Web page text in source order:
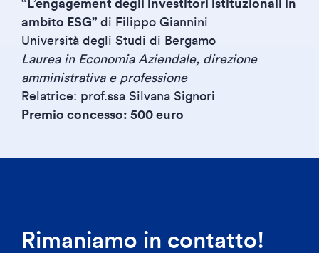
“L’engagement degli investitori istituzionali in
ambito ESG” di Filippo Giannini
Università degli Studi di Bergamo
Laurea in Economia Aziendale, direzione
amministrativa e professione
Relatrice: prof.ssa Silvana Signori
Premio concesso: 500 euro
Rimaniamo in contatto!